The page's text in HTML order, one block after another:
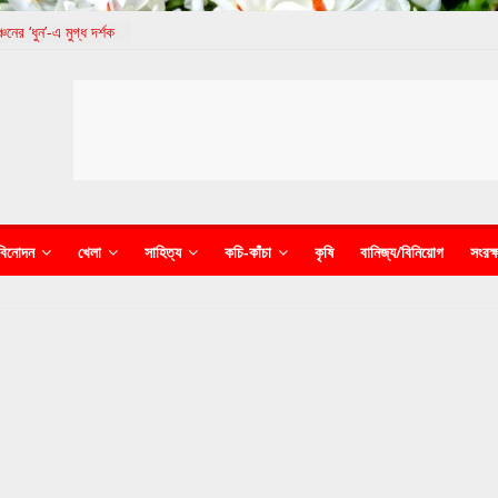
‘ধুন’-এ মুগ্ধ দর্শক
কাণ্ডে নিশ্চুপ
জেলে পুরল পুলিশ
আন্তর্জাতিক চলচ্চিত্র
খেলা সাহিত্য কচি-কাঁচা কৃষি বানিজ্য/বিনিয়োগ